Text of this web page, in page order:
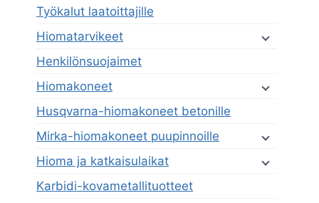
Työkalut laatoittajille
Hiomatarvikeet
Henkilönsuojaimet
Hiomakoneet
Husqvarna-hiomakoneet betonille
Mirka-hiomakoneet puupinnoille
Hioma ja katkaisulaikat
Karbidi-kovametallituotteet